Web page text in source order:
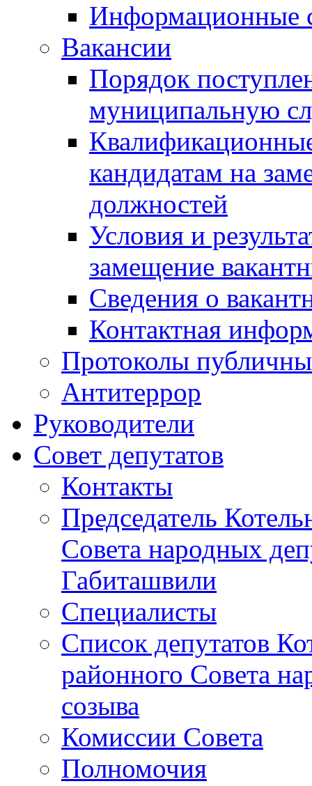
Информационные
Вакансии
Порядок
муниципальную
кандидатам на
должностей
Условия и
замещение
Сведения о
Контактная
Протоколы
Антитеррор
Руководители
Совет депутатов
Контакты
Председатель
Совета народных
Габиташвили
Специалисты
Список депутатов
районного Совета
созыва
Комиссии Совета
Полномочия